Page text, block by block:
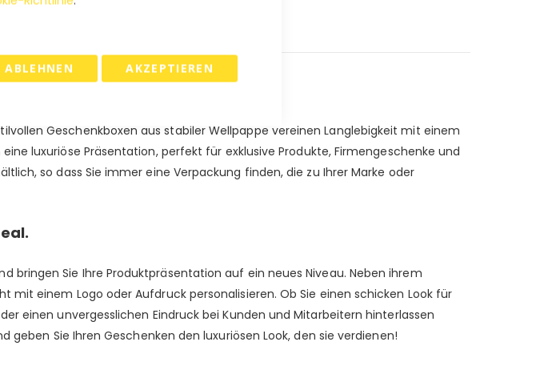
AKZEPTIEREN
ABLEHNEN
Geschenkboxen aus stabiler Wellpappe vereinen Langlebigkeit mit einem
luxuriöse Präsentation, perfekt für exklusive Produkte, Firmengeschenke und
so dass Sie immer eine Verpackung finden, die zu Ihrer Marke oder
bringen Sie Ihre Produktpräsentation auf ein neues Niveau. Neben ihrem
einem Logo oder Aufdruck personalisieren. Ob Sie einen schicken Look für
einen unvergesslichen Eindruck bei Kunden und Mitarbeitern hinterlassen
Sie Ihren Geschenken den luxuriösen Look, den sie verdienen!